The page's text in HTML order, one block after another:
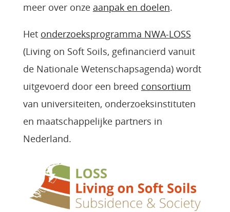
meer over onze aanpak en doelen.
Het onderzoeksprogramma NWA-LOSS
(Living on Soft Soils, gefinancierd vanuit
de Nationale Wetenschapsagenda) wordt
uitgevoerd door een breed consortium
van universiteiten, onderzoeksinstituten
en maatschappelijke partners in
Nederland.